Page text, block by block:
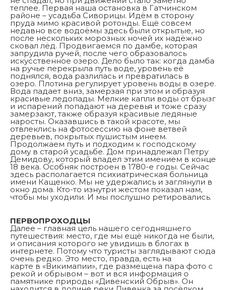
теплее. Первая наша остановка в Гатчинском
районе – усадьба Сиворицы. Идём в сторону
пруда мимо красивой ротонды. Ещё совсем
недавно все водоёмы здесь были открытые, но
после нескольких морозных ночей их надёжно
сковал лёд. Продвигаемся по дамбе, которая
запрудила ручей, после чего образовалось
искусственное озеро. Дело было так: когда дамба
на ручье перекрыла путь воде, уровень её
поднялся, вода разлилась и превратилась в
озеро. Плотина регулирует уровень воды в озере.
Вода падает вниз, замерзая при этом и образуя
красивые ледопады. Мелкие капли воды от брызг
и испарений попадают на деревья и тоже сразу
замерзают, также образуя красивые ледяные
наросты. Оказавшись в такой красоте, мы
отвлеклись на фотосессию на фоне ветвей
деревьев, покрытых пушистым инеем.
Продолжаем путь и подходим к господскому
дому в старой усадьбе. Дом принадлежал Петру
Демидову, который владел этим имением в конце
18 века. Особняк построен в 1780-е годы. Сейчас
здесь располагается психиатрическая больница
имени Кащенко. Мы не удержались и заглянули в
окно дома. Кто-то изнутри жестом показал нам,
чтобы мы уходили. И мы послушно ретировались.
ПЕРВОПРОХОДЦЫ
Далее – главная цель нашего сегодняшнего
путешествия: место, где мы ещё никогда не были,
и описания которого не увидишь в блогах в
интернете. Потому что туристы заглядывают сюда
очень редко. Это место, правда, есть на
карте в «Викимапии», где размещена пара фото с
рекой и обрывом – вот и вся информация о
памятнике природы «Дивенский Обрыв». Он